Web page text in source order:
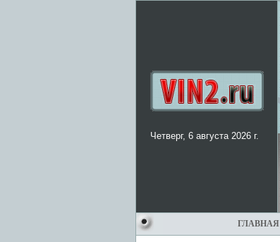
Четверг, 6 августа 2026 г.
ГЛАВНАЯ